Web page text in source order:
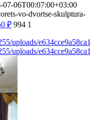
07-06T00:07:00+03:00
vo-dvortse-skulptura-
₽ 994 1
uploads/
uploads/